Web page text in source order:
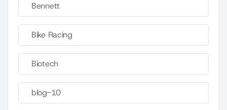
Bennett
Bike Racing
Biotech
blog-10